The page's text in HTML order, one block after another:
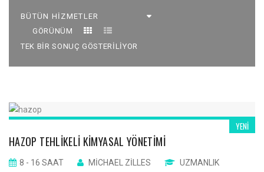
GÖRÜNÜM
TEK BIR SONUÇ GÖSTERILIYOR
YENI
HAZOP TEHLIKELI KIMYASAL YÖNETIMI
8 - 16 SAAT MICHAEL ZILLES UZMANLIK